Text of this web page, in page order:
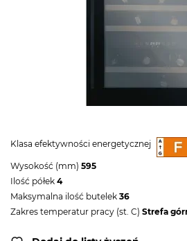
Klasa efektywności energetycznej
Wysokość (mm) 595
Ilość półek 4
Maksymalna ilość butelek 36
Zakres temperatur pracy (st. C) Strefa